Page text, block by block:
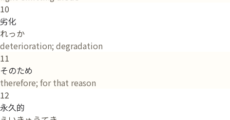
10
劣化
れっか
deterioration; degradation
11
そのため
therefore; for that reason
12
永久的